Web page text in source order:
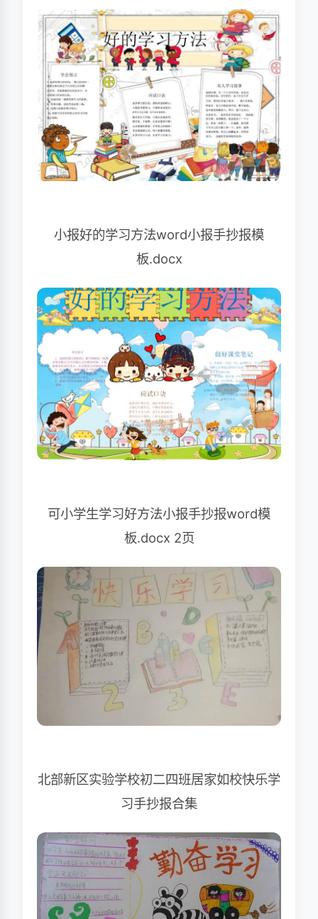
小报好的学习方法word小报手抄报模
板.docx
可小学生学习好方法小报手抄报word模
板.docx 2页
北部新区实验学校初二四班居家如校快乐学
习手抄报合集